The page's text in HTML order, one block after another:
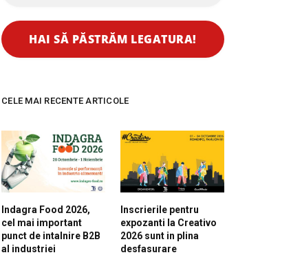
CELE MAI RECENTE ARTICOLE
Indagra Food 2026,
cel mai important
punct de intalnire B2B
al industriei
Inscrierile pentru
expozanti la Creativo
2026 sunt in plina
desfasurare